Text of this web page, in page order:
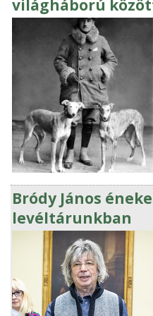
világháború
Bródy János
levéltárunkban